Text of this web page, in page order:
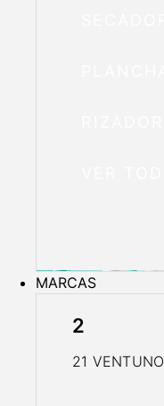
MARCAS
2
21 VENTUNO